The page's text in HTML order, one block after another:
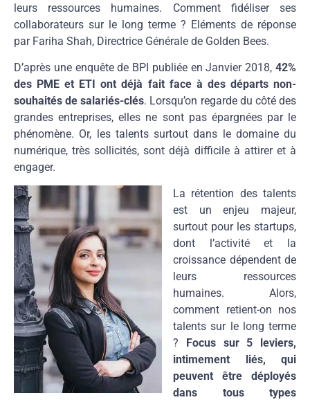
leurs ressources humaines. Comment fidéliser ses
collaborateurs sur le long terme ? Eléments de réponse
par Fariha Shah, Directrice Générale de Golden Bees.
D’après une enquête de BPI publiée en Janvier 2018, 42%
des PME et ETI ont déjà fait face à des départs non-
souhaités de salariés-clés. Lorsqu’on regarde du côté des
grandes entreprises, elles ne sont pas épargnées par le
phénomène. Or, les talents surtout dans le domaine du
numérique, très sollicités, sont déjà difficile à attirer et à
engager.
La rétention des talents
est un enjeu majeur,
surtout pour les startups,
dont l’activité et la
croissance dépendent de
leurs ressources
humaines. Alors,
comment retient-on nos
talents sur le long terme
?
Focus sur 5 leviers,
intimement liés, qui
peuvent être déployés
dans tous types